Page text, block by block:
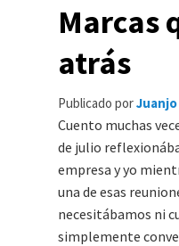
Marcas
atrás
Publicado por
Cuento muchas
de julio
empresa y yo
una de esas
necesitábamos ni
simplemente